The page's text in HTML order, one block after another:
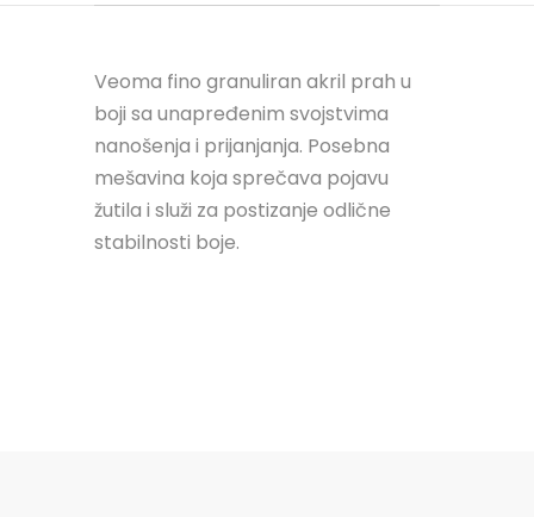
Veoma fino granuliran akril prah u
boji sa unapređenim svojstvima
nanošenja i prijanjanja. Posebna
mešavina koja sprečava pojavu
žutila i služi za postizanje odlične
stabilnosti boje.